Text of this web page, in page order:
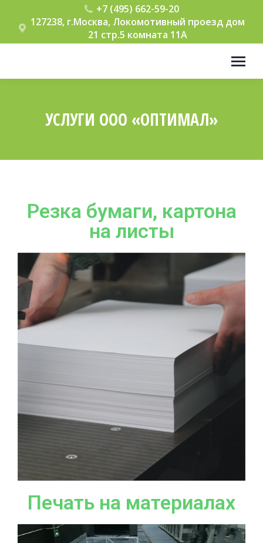
+7 (495) 662-59-20
127238, г.Москва, Локомотивный проезд дом
21 стр.5 комната 11А
УСЛУГИ ООО «ОПТИМАЛ»
Резка бумаги, картона
на листы
Печать на материалах